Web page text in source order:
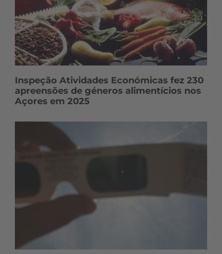
Inspeção Atividades Económicas fez 230
apreensões de géneros alimentícios nos
Açores em 2025